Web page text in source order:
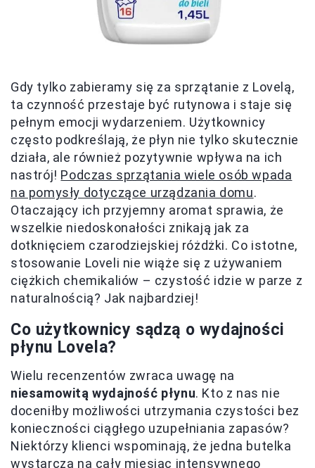
Gdy tylko zabieramy się za sprzątanie z Lovelą,
ta czynność przestaje być rutynowa i staje się
pełnym emocji wydarzeniem. Użytkownicy
często podkreślają, że płyn nie tylko skutecznie
działa, ale również pozytywnie wpływa na ich
nastrój! Podczas sprzątania wiele osób wpada
na pomysły dotyczące urządzania domu.
Otaczający ich przyjemny aromat sprawia, że
wszelkie niedoskonałości znikają jak za
dotknięciem czarodziejskiej różdżki. Co istotne,
stosowanie Loveli nie wiąże się z używaniem
ciężkich chemikaliów – czystość idzie w parze z
naturalnością? Jak najbardziej!
Co użytkownicy sądzą o wydajności
płynu Lovela?
Wielu recenzentów zwraca uwagę na
niesamowitą wydajność płynu. Kto z nas nie
doceniłby możliwości utrzymania czystości bez
konieczności ciągłego uzupełniania zapasów?
Niektórzy klienci wspominają, że jedna butelka
wystarcza na cały miesiąc intensywnego